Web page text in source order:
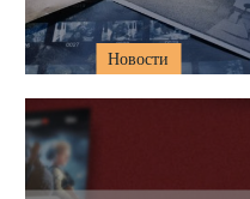
Новости